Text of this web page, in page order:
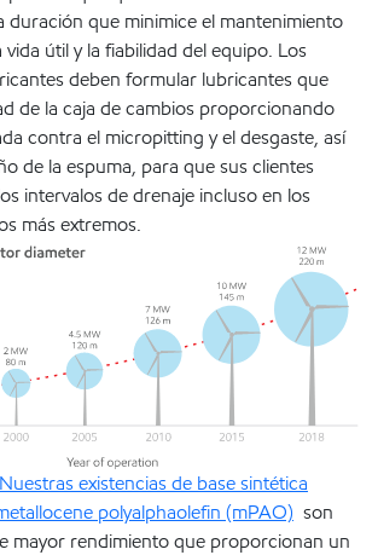
duración que minimice el mantenimiento
útil y la fiabilidad del equipo. Los
deben formular lubricantes que
de la caja de cambios proporcionando
contra el micropitting y el desgaste, así
de la espuma, para que sus clientes
intervalos de drenaje incluso en los
más extremos.
Nuestras existencias de base sintética
polyalphaolefin (mPAO) son
mayor rendimiento que proporcionan un